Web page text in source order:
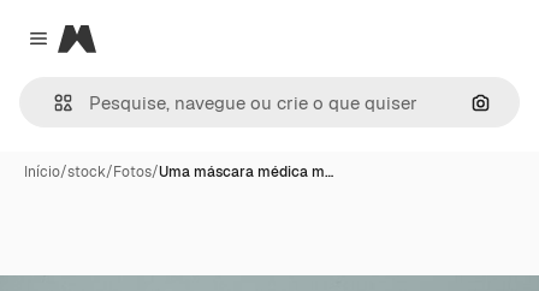
Close menu
Magnific
Início/stock/Fotos/Uma máscara médica m…